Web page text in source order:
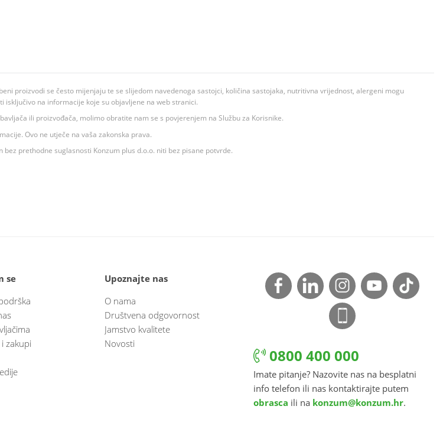
proizvodi se često mijenjaju te se slijedom navedenoga sastojci, količina sastojaka, nutritivna vrijednost, alergeni mogu
na informacije koje su objavljene na web stranici.
ili proizvođača, molimo obratite nam se s povjerenjem na Službu za Korisnike.
Ovo ne utječe na vaša zakonska prava.
prethodne suglasnosti Konzum plus d.o.o. niti bez pisane potvrde.
se
zakupi
Upoznajte nas
O nama
Društvena odgovornost
Jamstvo kvalitete
Novosti
0800 400 000
Imate pitanje? Nazovite nas na besplatni
info telefon ili nas kontaktirajte putem
obrasca ili na konzum@konzum.hr.